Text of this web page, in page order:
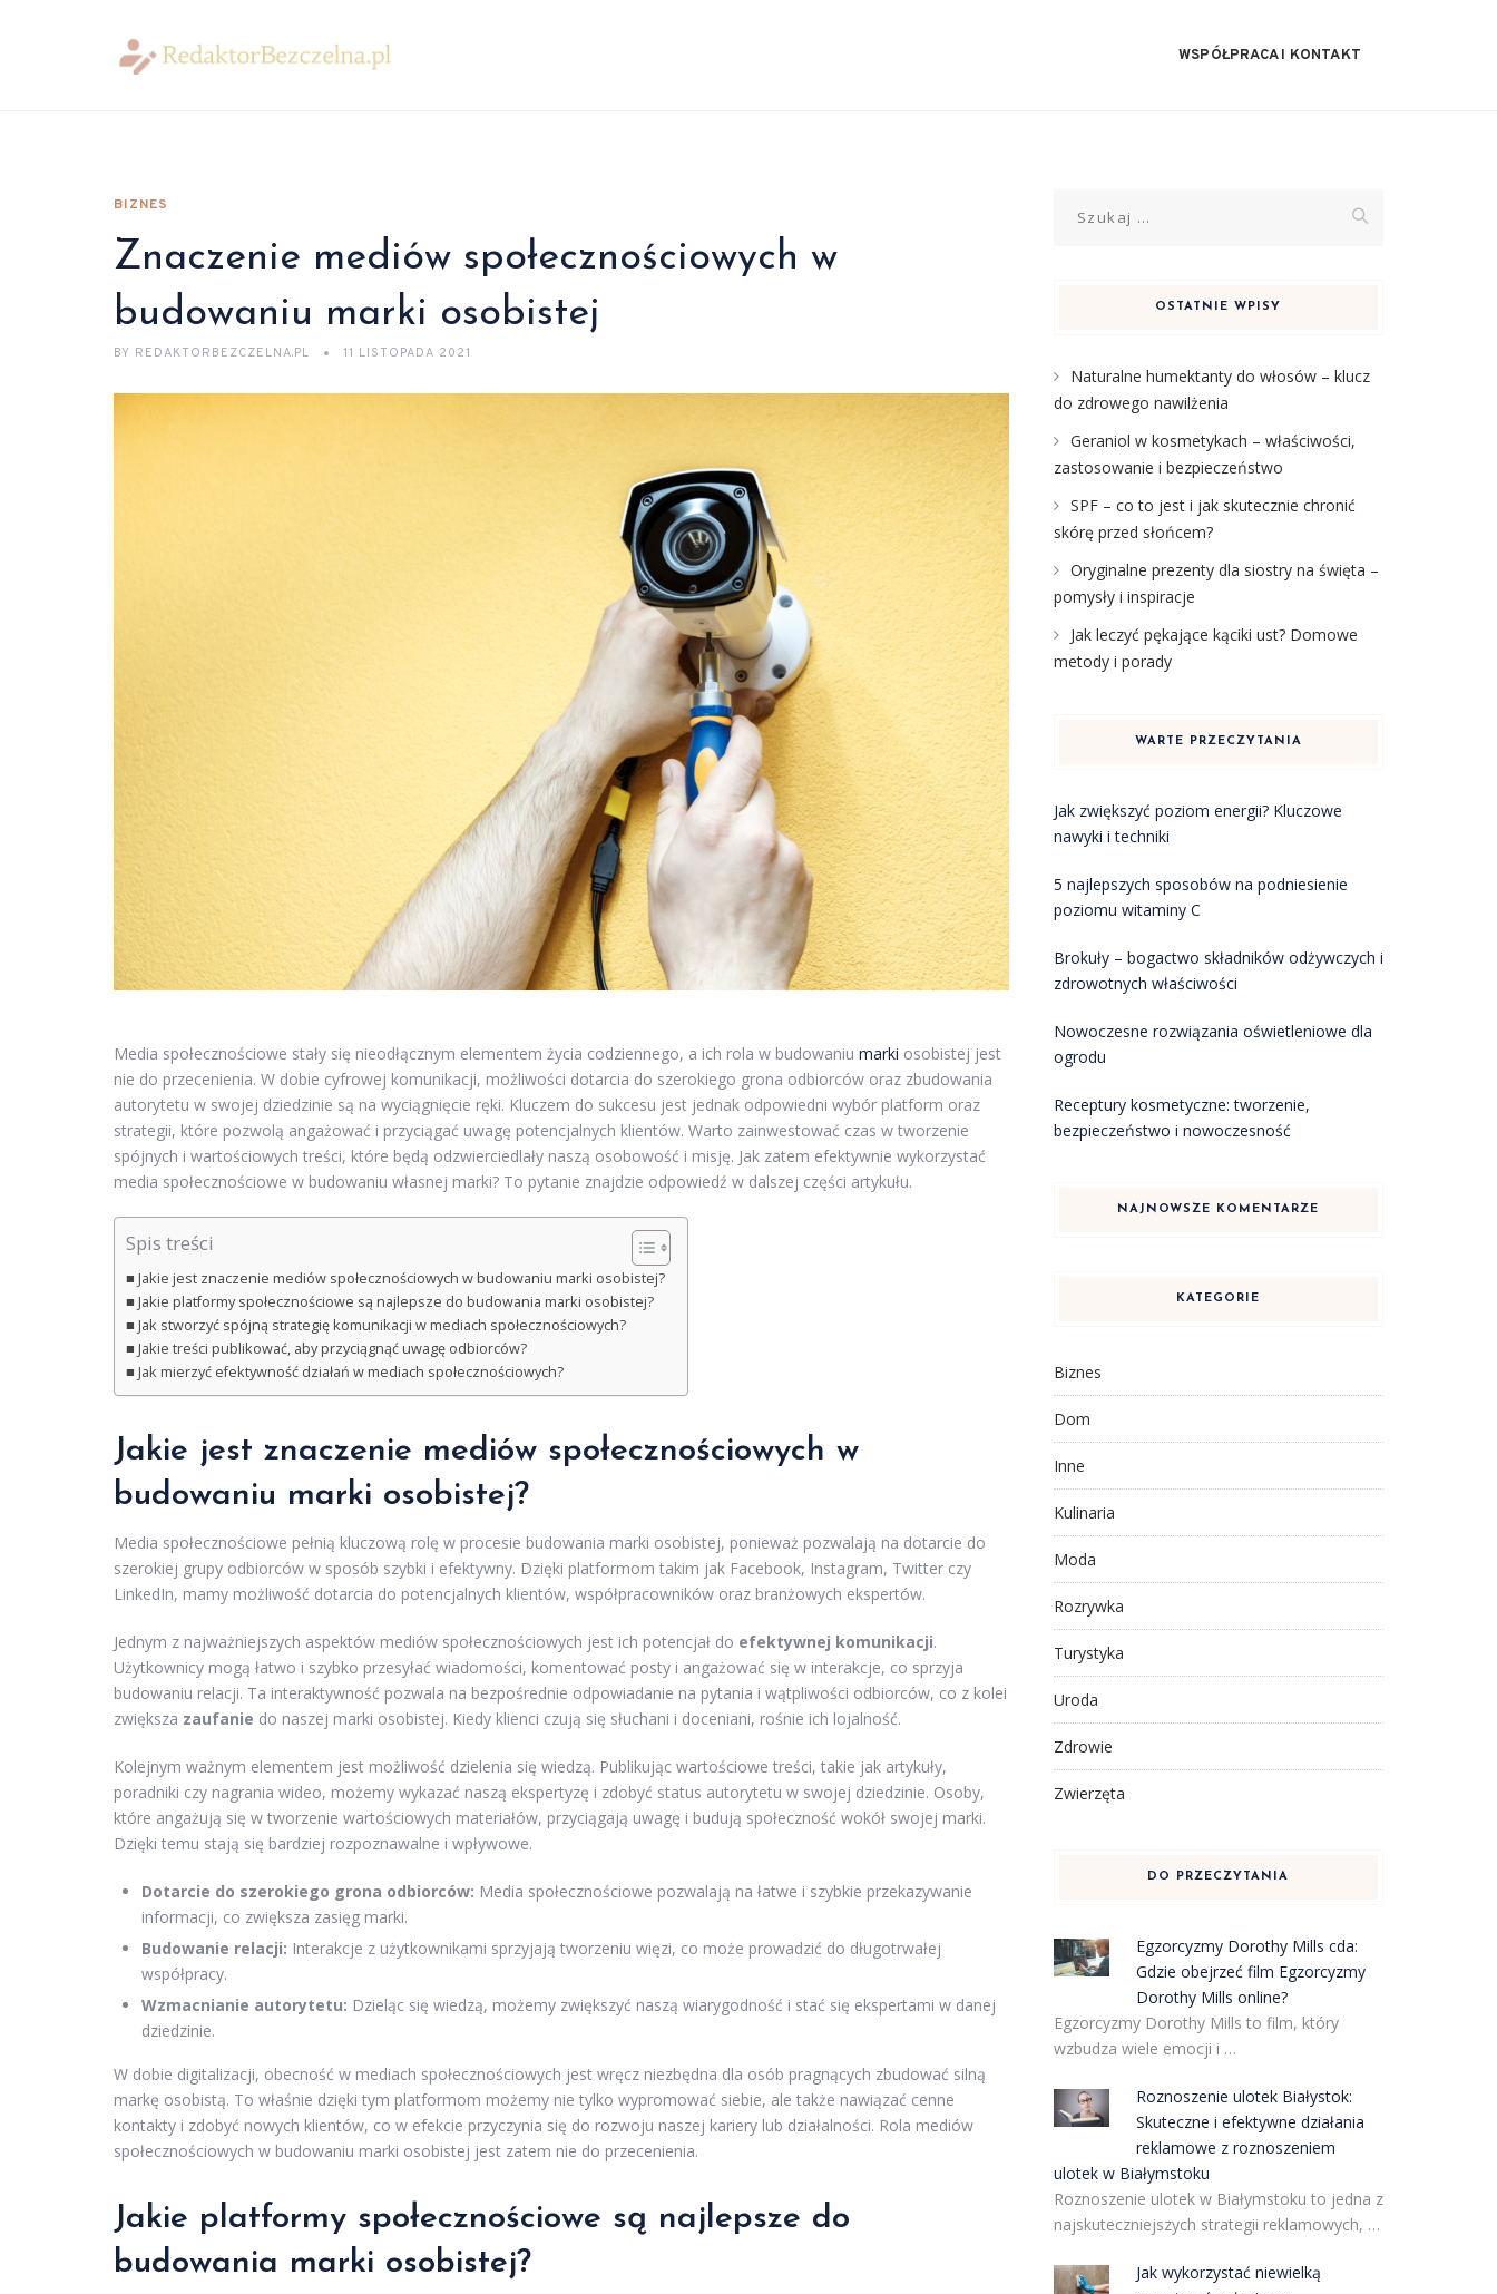
WSPÓŁPRACA I KONTAKT
BIZNES
Znaczenie mediów społecznościowych w
budowaniu marki osobistej
BY REDAKTORBEZCZELNA.PL 11 LISTOPADA 2021
Media społecznościowe stały się nieodłącznym elementem życia codziennego, a ich rola w budowaniu marki osobistej jest
nie do przecenienia. W dobie cyfrowej komunikacji, możliwości dotarcia do szerokiego grona odbiorców oraz zbudowania
autorytetu w swojej dziedzinie są na wyciągnięcie ręki. Kluczem do sukcesu jest jednak odpowiedni wybór platform oraz
strategii, które pozwolą angażować i przyciągać uwagę potencjalnych klientów. Warto zainwestować czas w tworzenie
spójnych i wartościowych treści, które będą odzwierciedlały naszą osobowość i misję. Jak zatem efektywnie wykorzystać
media społecznościowe w budowaniu własnej marki? To pytanie znajdzie odpowiedź w dalszej części artykułu.
Spis treści
Jakie jest znaczenie mediów społecznościowych w budowaniu marki osobistej?
Jakie platformy społecznościowe są najlepsze do budowania marki osobistej?
Jak stworzyć spójną strategię komunikacji w mediach społecznościowych?
Jakie treści publikować, aby przyciągnąć uwagę odbiorców?
Jak mierzyć efektywność działań w mediach społecznościowych?
Jakie jest znaczenie mediów społecznościowych w
budowaniu marki osobistej?
Media społecznościowe pełnią kluczową rolę w procesie budowania marki osobistej, ponieważ pozwalają na dotarcie do
szerokiej grupy odbiorców w sposób szybki i efektywny. Dzięki platformom takim jak Facebook, Instagram, Twitter czy
LinkedIn, mamy możliwość dotarcia do potencjalnych klientów, współpracowników oraz branżowych ekspertów.
Jednym z najważniejszych aspektów mediów społecznościowych jest ich potencjał do efektywnej komunikacji.
Użytkownicy mogą łatwo i szybko przesyłać wiadomości, komentować posty i angażować się w interakcje, co sprzyja
budowaniu relacji. Ta interaktywność pozwala na bezpośrednie odpowiadanie na pytania i wątpliwości odbiorców, co z kolei
zwiększa zaufanie do naszej marki osobistej. Kiedy klienci czują się słuchani i doceniani, rośnie ich lojalność.
Kolejnym ważnym elementem jest możliwość dzielenia się wiedzą. Publikując wartościowe treści, takie jak artykuły,
poradniki czy nagrania wideo, możemy wykazać naszą ekspertyzę i zdobyć status autorytetu w swojej dziedzinie. Osoby,
które angażują się w tworzenie wartościowych materiałów, przyciągają uwagę i budują społeczność wokół swojej marki.
Dzięki temu stają się bardziej rozpoznawalne i wpływowe.
Dotarcie do szerokiego grona odbiorców: Media społecznościowe pozwalają na łatwe i szybkie przekazywanie
informacji, co zwiększa zasięg marki.
Budowanie relacji: Interakcje z użytkownikami sprzyjają tworzeniu więzi, co może prowadzić do długotrwałej
współpracy.
Wzmacnianie autorytetu: Dzieląc się wiedzą, możemy zwiększyć naszą wiarygodność i stać się ekspertami w danej
dziedzinie.
W dobie digitalizacji, obecność w mediach społecznościowych jest wręcz niezbędna dla osób pragnących zbudować silną
markę osobistą. To właśnie dzięki tym platformom możemy nie tylko wypromować siebie, ale także nawiązać cenne
kontakty i zdobyć nowych klientów, co w efekcie przyczynia się do rozwoju naszej kariery lub działalności. Rola mediów
społecznościowych w budowaniu marki osobistej jest zatem nie do przecenienia.
Jakie platformy społecznościowe są najlepsze do
budowania marki osobistej?
OSTATNIE WPISY
Naturalne humektanty do włosów – klucz
do zdrowego nawilżenia
Geraniol w kosmetykach – właściwości,
zastosowanie i bezpieczeństwo
SPF – co to jest i jak skutecznie chronić
skórę przed słońcem?
Oryginalne prezenty dla siostry na święta –
pomysły i inspiracje
Jak leczyć pękające kąciki ust? Domowe
metody i porady
WARTE PRZECZYTANIA
Jak zwiększyć poziom energii? Kluczowe
nawyki i techniki
5 najlepszych sposobów na podniesienie
poziomu witaminy C
Brokuły – bogactwo składników odżywczych i
zdrowotnych właściwości
Nowoczesne rozwiązania oświetleniowe dla
ogrodu
Receptury kosmetyczne: tworzenie,
bezpieczeństwo i nowoczesność
NAJNOWSZE KOMENTARZE
KATEGORIE
Biznes
Dom
Inne
Kulinaria
Moda
Rozrywka
Turystyka
Uroda
Zdrowie
Zwierzęta
DO PRZECZYTANIA
Egzorcyzmy Dorothy Mills cda:
Gdzie obejrzeć film Egzorcyzmy
Dorothy Mills online?
Egzorcyzmy Dorothy Mills to film, który
wzbudza wiele emocji i …
Roznoszenie ulotek Białystok:
Skuteczne i efektywne działania
reklamowe z roznoszeniem
ulotek w Białymstoku
Roznoszenie ulotek w Białymstoku to jedna z
najskuteczniejszych strategii reklamowych, …
Jak wykorzystać niewielką